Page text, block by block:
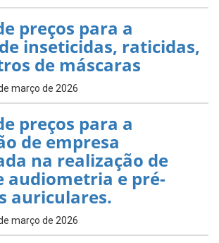
preços para a
inseticidas, raticidas,
de máscaras
março de 2026
preços para a
de empresa
na realização de
audiometria e pré-
auriculares.
março de 2026